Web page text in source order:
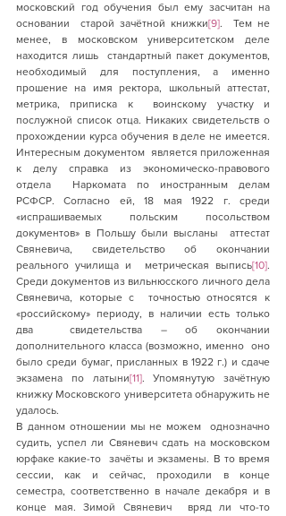
московский год обучения был ему засчитан на
основании  старой зачётной книжки[9].  Тем не
менее, в московском университетском деле
находится лишь  стандартный пакет документов,
необходимый для поступления, а именно
прошение на имя ректора, школьный аттестат,
метрика, приписка к  воинскому участку и
послужной список отца. Никаких свидетельств о
прохождении курса обучения в деле не имеется.
Интересным документом  является приложенная
к делу справка из экономическо-правового
отдела  Наркомата по иностранным делам
РСФСР. Согласно ей, 18 мая 1922 г. среди
«испрашиваемых польским посольством
документов» в Польшу были высланы  аттестат
Свяневича, свидетельство об окончании
реального училища и  метрическая выпись[10].
Среди документов из вильнюсского личного дела
Свяневича, которые с  точностью относятся к
«российскому» периоду, в наличии есть только
два  свидетельства – об окончании
дополнительного класса (возможно, именно  оно
было среди бумаг, присланных в 1922 г.) и сдаче
экзамена по латыни[11]. Упомянутую зачётную
книжку Московского университета обнаружить не
удалось.
В данном отношении мы не можем  однозначно
судить, успел ли Свяневич сдать на московском
юрфаке какие-то  зачёты и экзамены. В то время
сессии, как и сейчас, проходили в конце
семестра, соответственно в начале декабря и в
конце мая. Зимой Свяневич  вряд ли что-то